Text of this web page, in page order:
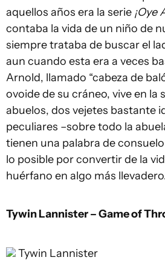
aquellos años era la serie ¡Oye
contaba la vida de un niño de
siempre trataba de buscar el
aun cuando esta era a veces
Arnold, llamado “cabeza de
ovoide de su cráneo, vive en la
abuelos, dos vejetes bastante
peculiares –sobre todo la
tienen una palabra de
lo posible por convertir de la
huérfano en algo más
Tywin Lannister – Game of
Tywin Lannister